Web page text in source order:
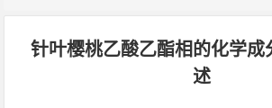
针叶樱桃乙酸乙酯相的化学成
述